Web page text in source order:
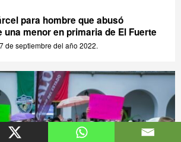
para hombre que abusó
menor en primaria de El Fuerte
de septiembre del año 2022.